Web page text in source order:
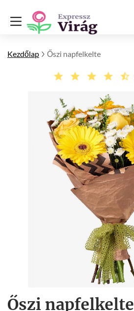
Kezdőlap Őszi napfelkelte
Őszi napfelkelte